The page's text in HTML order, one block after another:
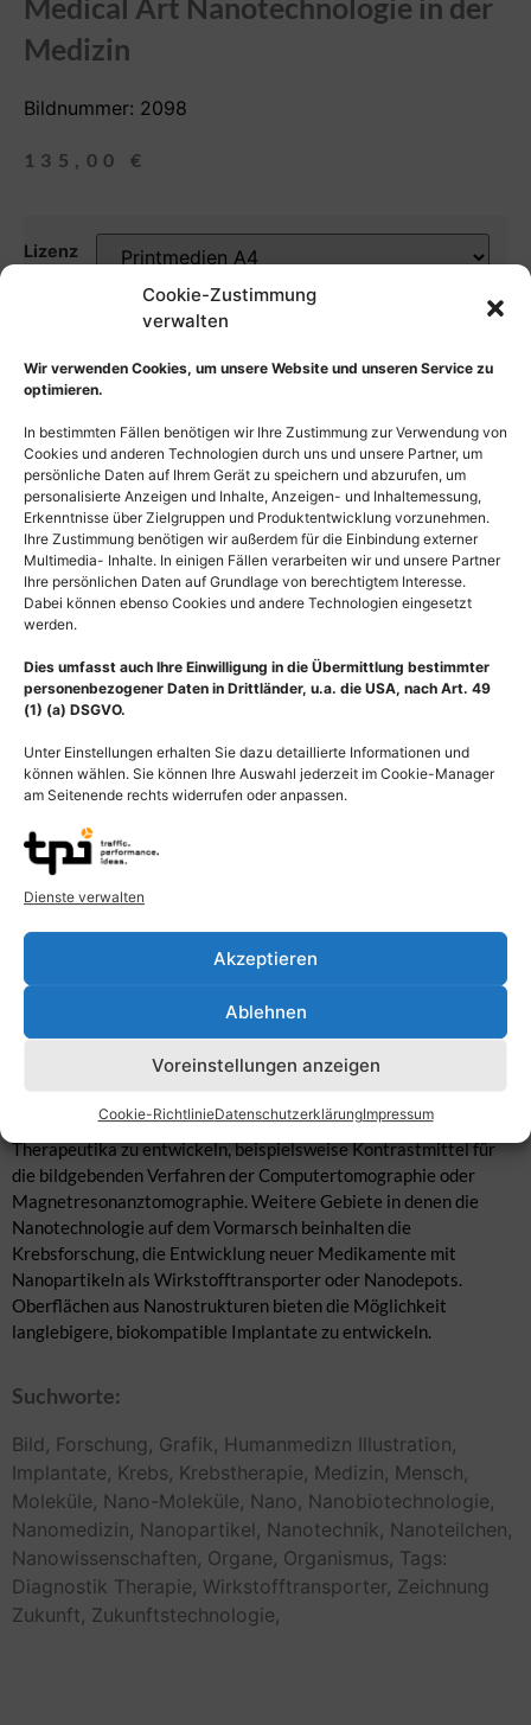
Cookie-Zustimmung
verwalten
Wir verwenden Cookies, um unsere Website und unseren Service zu
optimieren.
In bestimmten Fällen benötigen wir Ihre Zustimmung zur Verwendung von
Cookies und anderen Technologien durch uns und unsere Partner, um
persönliche Daten auf Ihrem Gerät zu speichern und abzurufen, um
personalisierte Anzeigen und Inhalte, Anzeigen- und Inhaltemessung,
Erkenntnisse über Zielgruppen und Produktentwicklung vorzunehmen.
Ihre Zustimmung benötigen wir außerdem für die Einbindung externer
Multimedia- Inhalte. In einigen Fällen verarbeiten wir und unsere Partner
Ihre persönlichen Daten auf Grundlage von berechtigtem Interesse.
Dabei können ebenso Cookies und andere Technologien eingesetzt
werden.
Dies umfasst auch Ihre Einwilligung in die Übermittlung bestimmter
personenbezogener Daten in Drittländer, u.a. die USA, nach Art. 49
(1) (a) DSGVO.
Unter Einstellungen erhalten Sie dazu detaillierte Informationen und
können wählen. Sie können Ihre Auswahl jederzeit im Cookie-Manager
am Seitenende rechts widerrufen oder anpassen.
Dienste verwalten
Akzeptieren
Ablehnen
Voreinstellungen anzeigen
Cookie-RichtlinieDatenschutzerklärungImpressum
Medical Art Nanotechnologie in der
Medizin
Bildnummer: 2098
135,00 €
Lizenz
Auswahl zurücksetzen
In den Warenkorb
Beschreibung
bieten Nanopartikel die Möglichkeit neuartige Diagnostiken und
Therapeutika zu entwickeln, beispielsweise Kontrastmittel für
die bildgebenden Verfahren der Computertomographie oder
Magnetresonanztomographie. Weitere Gebiete in denen die
Nanotechnologie auf dem Vormarsch beinhalten die
Krebsforschung, die Entwicklung neuer Medikamente mit
Nanopartikeln als Wirkstofftransporter oder Nanodepots.
Oberflächen aus Nanostrukturen bieten die Möglichkeit
langlebigere, biokompatible Implantate zu entwickeln.
Suchworte:
Bild, Forschung, Grafik, Humanmedizn Illustration,
Implantate, Krebs, Krebstherapie, Medizin, Mensch,
Moleküle, Nano-Moleküle, Nano, Nanobiotechnologie,
Nanomedizin, Nanopartikel, Nanotechnik, Nanoteilchen,
Nanowissenschaften, Organe, Organismus, Tags:
Diagnostik Therapie, Wirkstofftransporter, Zeichnung
Zukunft, Zukunftstechnologie,